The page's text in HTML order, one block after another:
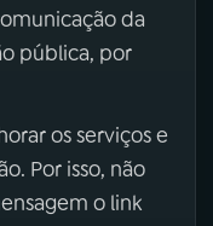
da
pública, por
os serviços e
Por isso, não
o link